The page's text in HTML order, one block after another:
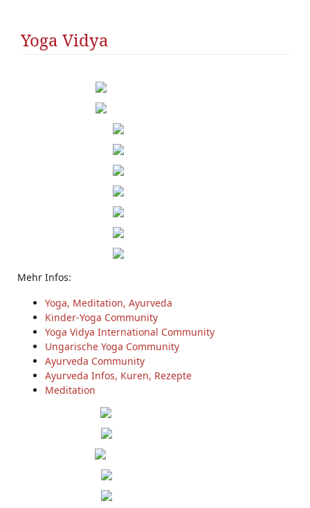
Yoga Vidya
Mehr Infos:
Yoga, Meditation, Ayurveda
Kinder-Yoga Community
Yoga Vidya International Community
Ungarische Yoga Community
Ayurveda Community
Ayurveda Infos, Kuren, Rezepte
Meditation